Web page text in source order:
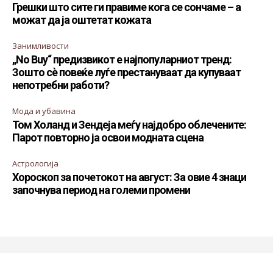
Грешки што сите ги правиме кога се сончаме – а
можат да ја оштетат кожата
Занимливости
„No Buy“ предизвикот е најпопуларниот тренд:
Зошто сè повеќе луѓе престануваат да купуваат
непотребни работи?
Мода и убавина
Том Холанд и Зендеја меѓу најдобро облечените:
Парот повторно ја освои модната сцена
Астрологија
Хороскоп за почетокот на август: За овие 4 знаци
започнува период на големи промени